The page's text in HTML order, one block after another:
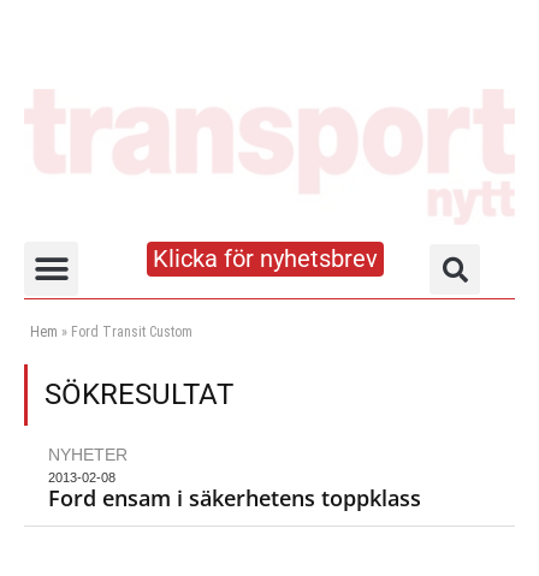
Klicka för nyhetsbrev
Hem » Ford Transit Custom
SÖKRESULTAT
NYHETER
2013-02-08
Ford ensam i säkerhetens toppklass